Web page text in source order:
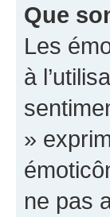
Que
Les
à
»
ne pas